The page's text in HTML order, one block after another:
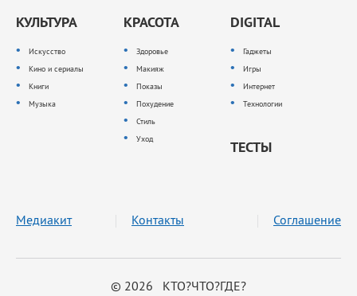
КУЛЬТУРА
Искусство
Кино и сериалы
Книги
Музыка
КРАСОТА
Здоровье
Макияж
Показы
Похудение
Стиль
Уход
DIGITAL
Гаджеты
Игры
Интернет
Технологии
ТЕСТЫ
© 2026 КТО?ЧТО?ГДЕ?
Медиакит Контакты Соглашение